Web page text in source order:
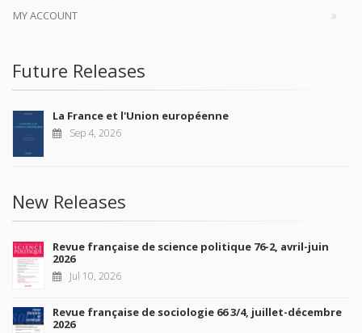
MY ACCOUNT
Future Releases
La France et l'Union européenne
Sep 4, 2026
New Releases
Revue française de science politique 76-2, avril-juin
2026
Jul 10, 2026
Revue française de sociologie 66 3/4, juillet-décembre
2026